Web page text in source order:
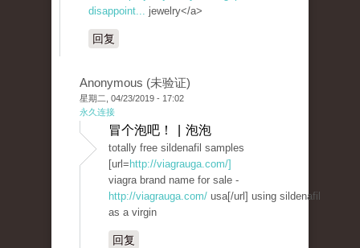
disappoint... jewelry</a>
回复
Anonymous (未验证)
星期二, 04/23/2019 - 17:02
永久连接
冒个泡吧！ | 泡泡
totally free sildenafil samples
[url= http://viagrauga.com/]
viagra brand name for sale -
http://viagrauga.com/ usa[/url] using sildenafil
as a virgin
回复